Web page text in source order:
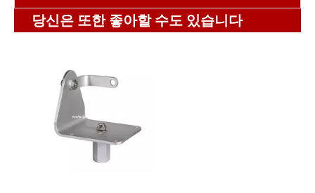
당신은 또한 좋아할 수도 있습니다